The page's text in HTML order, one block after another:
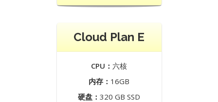
Cloud Plan E
CPU： 六核
内存： 16GB
硬盘： 320 GB SSD